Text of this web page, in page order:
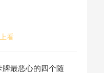
看
最恶心的四个随